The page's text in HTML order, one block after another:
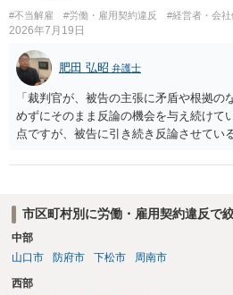
#不当解雇 #労働・雇用契約違反 #経営者・会社
2026年7月19日
肥田 弘昭 弁護士
「裁判官が、被告の主張に矛盾や根拠の
めずにそのまま反論の機会を与え続けて
点ですが、被告に引き続き反論させてい
くしている場合があります。被告がこれ
市区町村別に労働・雇用契約違反で
中部
山口市
防府市 下松市 周南市
西部